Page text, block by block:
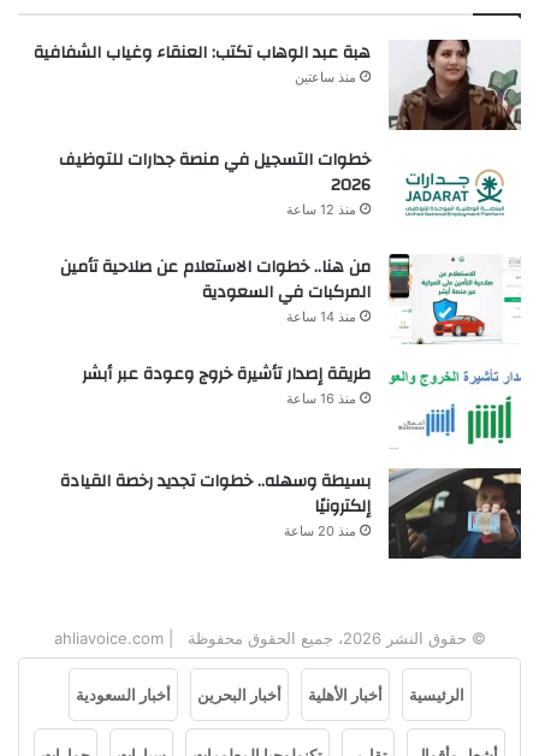
هبة عبد الوهاب تكتب: العنقاء وغياب الشفافية
منذ ساعتين
خطوات التسجيل في منصة جدارات للتوظيف
2026
منذ 12 ساعة
من هنا.. خطوات الاستعلام عن صلاحية تأمين
المركبات في السعودية
منذ 14 ساعة
طريقة إصدار تأشيرة خروج وعودة عبر أبشر
منذ 16 ساعة
بسيطة وسهله.. خطوات تجديد رخصة القيادة
إلكترونيًا
منذ 20 ساعة
© حقوق النشر 2026، جميع الحقوق محفوظة | ahliavoice.com
الرئيسية أخبار الأهلية أخبار البحرين أخبار السعودية